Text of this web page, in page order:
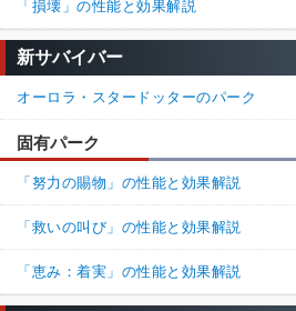
これを配るのはどうなんかな？
両陣営嫌いなパークだと認識してるんだ
鯖視点協力的でないし鬼視点隠密ばっ
返信(0) 0%
24. 名無しさん
効化できるのが結構良いなって思った。
返信 (0)
「損壊」の性能と効果解説
新サバイバー
オーロラ・スタードッターのパーク
固有パーク
「努力の賜物」の性能と効果解説
「救いの叫び」の性能と効果解説
「恵み：着実」の性能と効果解説